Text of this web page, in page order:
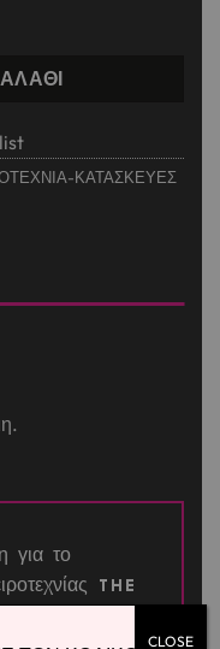
60mm 4Τμχ. ποσότητα
ΚΑΤΑΣΚΕΥΕΣ
για το
The
CLOSE